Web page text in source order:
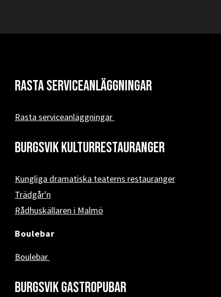
Rasta serviceanläggningar
Rasta serviceanläggningar
Burgsvik kulturrestauranger
Kungliga dramatiska teaterns restauranger
Trädgår'n
Rådhuskällaren i Malmö
Boulebar
Boulebar
Burgsvik Gastropubar